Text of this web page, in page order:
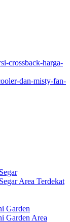
crossback-harga-
dan-misty-fan-
Area Terdekat
Garden
Garden Area